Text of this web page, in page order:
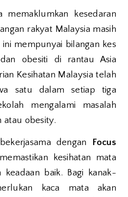
memaklumkan kesedaran
rakyat Malaysia masih
ini mempunyai bilangan kes
obesiti di rantau Asia
Kesihatan Malaysia telah
satu dalam setiap tiga
mengalami masalah
atau obesity.
dengan
Focus
kesihatan mata
keadaan baik. Bagi kanak-
kaca mata akan